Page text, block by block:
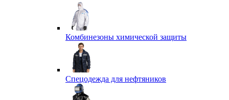
Комбинезоны химической защиты
Спецодежда для нефтяников